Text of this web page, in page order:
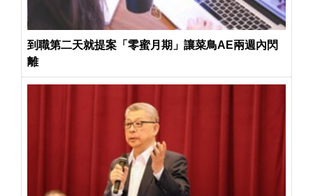
到職第二天就提案「零蜜月期」讓菜鳥AE兩週內閃
離